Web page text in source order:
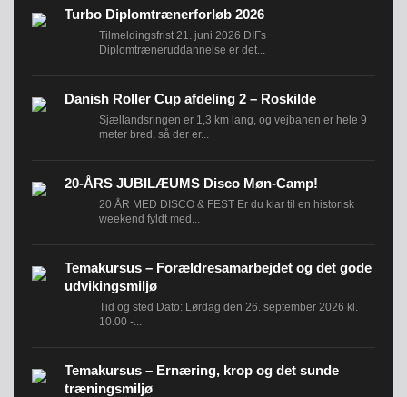
NYHEDER
SPORTSGRENE
KONKURRENCER
Turbo Diplomtrænerforløb 2026
Tilmeldingsfrist 21. juni 2026 DIFs
Diplomtræneruddannelse er det...
Danish Roller Cup afdeling 2 – Roskilde
Sjællandsringen er 1,3 km lang, og vejbanen er hele 9
meter bred, så der er...
20-ÅRS JUBILÆUMS Disco Møn-Camp!
20 ÅR MED DISCO & FEST Er du klar til en historisk
weekend fyldt med...
Temakursus – Forældresamarbejdet og det gode
udvikingsmiljø
Tid og sted Dato: Lørdag den 26. september 2026 kl.
10.00 -...
Temakursus – Ernæring, krop og det sunde
træningsmiljø